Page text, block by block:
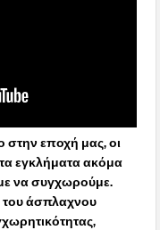
στην εποχή μας, οι
εγκλήματα ακόμα
να συγχωρούμε.
του άσπλαχνου